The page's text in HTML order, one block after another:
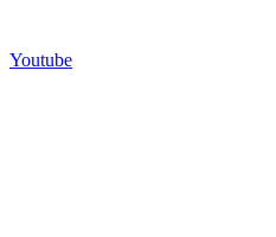
Youtube